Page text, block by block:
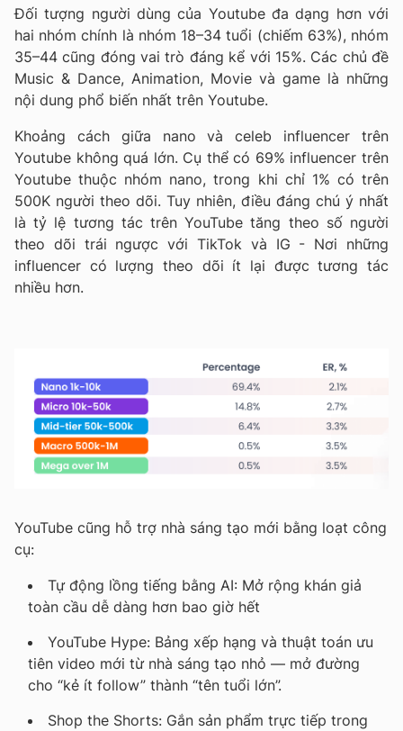
Đối tượng người dùng của Youtube đa dạng hơn với
hai nhóm chính là nhóm 18–34 tuổi (chiếm 63%), nhóm
35–44 cũng đóng vai trò đáng kể với 15%. Các chủ đề
Music & Dance, Animation, Movie và game là những
nội dung phổ biến nhất trên Youtube.
Khoảng cách giữa nano và celeb influencer trên
Youtube không quá lớn. Cụ thể có 69% influencer trên
Youtube thuộc nhóm nano, trong khi chỉ 1% có trên
500K người theo dõi. Tuy nhiên, điều đáng chú ý nhất
làtỷ lệ tương tác trên YouTube tăng theo số người
theo dõi trái ngược với TikTok và IG - Nơi những
influencer có lượng theo dõi ít lại được tương tác
nhiều hơn.
YouTube cũng hỗ trợ nhà sáng tạo mới bằng loạt công
cụ:
Tự động lồng tiếng bằng AI: Mở rộng khán giả
toàn cầu dễ dàng hơn bao giờ hết
YouTube Hype: Bảng xếp hạng và thuật toán ưu
tiên video mới từ nhà sáng tạo nhỏ — mở đường
cho “kẻ ít follow” thành “tên tuổi lớn”.
Shop the Shorts: Gắn sản phẩm trực tiếp trong